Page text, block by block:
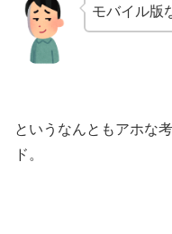
モバイル版
というなんともアホな
ド。